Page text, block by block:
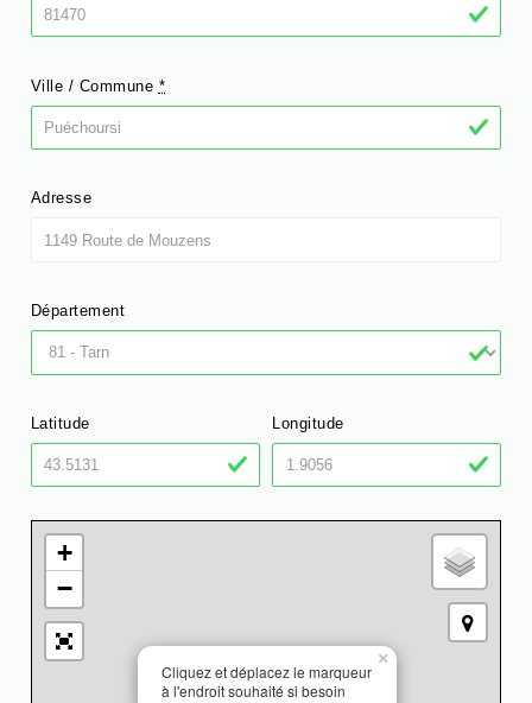
Ville / Commune *
Adresse
Département
Latitude Longitude
Cliquez et déplacez le marqueur
à l'endroit souhaité si besoin
×
+
−